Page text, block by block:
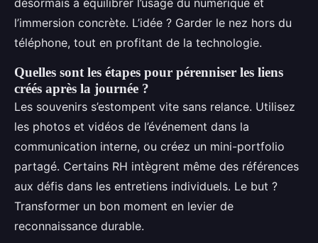
l’immersion concrète. L’idée ? Garder le nez hors du
téléphone, tout en profitant de la technologie.
Quelles sont les étapes pour pérenniser les liens
créés après la journée ?
Les souvenirs s’estompent vite sans relance. Utilisez
les photos et vidéos de l’événement dans la
communication interne, ou créez un mini-portfolio
partagé. Certains RH intègrent même des références
aux défis dans les entretiens individuels. Le but ?
Transformer un bon moment en levier de
reconnaissance durable.